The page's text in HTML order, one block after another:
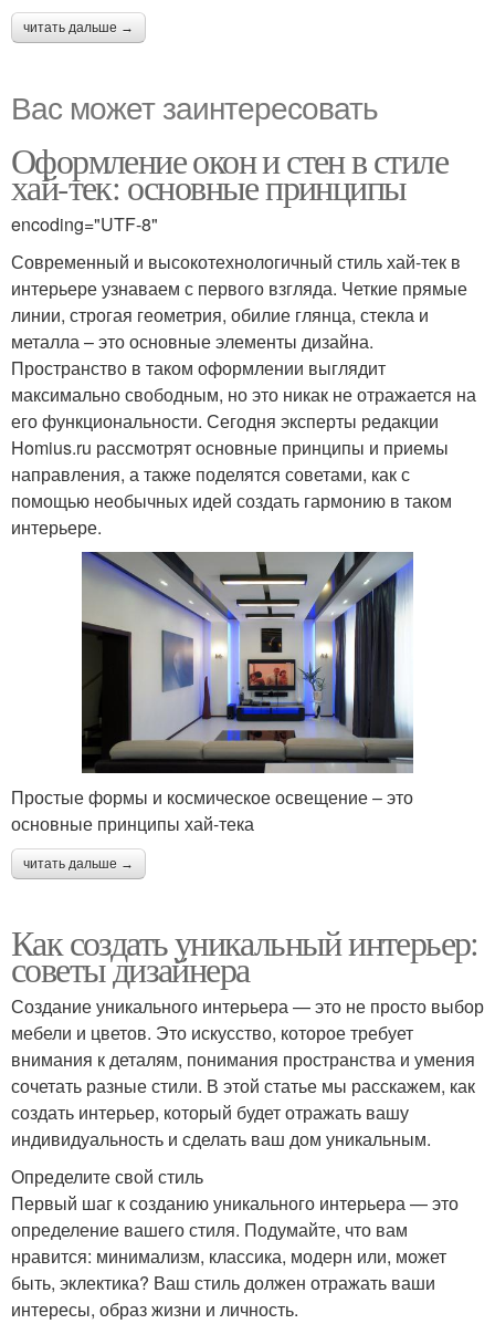
читать дальше →
Вас может заинтересовать
Оформление окон и стен в стиле
хай-тек: основные принципы
encoding="UTF-8"
Современный и высокотехнологичный стиль хай-тек в
интерьере узнаваем с первого взгляда. Четкие прямые
линии, строгая геометрия, обилие глянца, стекла и
металла – это основные элементы дизайна.
Пространство в таком оформлении выглядит
максимально свободным, но это никак не отражается на
его функциональности. Сегодня эксперты редакции
Homius.ru рассмотрят основные принципы и приемы
направления, а также поделятся советами, как с
помощью необычных идей создать гармонию в таком
интерьере.
Простые формы и космическое освещение – это
основные принципы хай-тека
читать дальше →
Как создать уникальный интерьер:
советы дизайнера
Создание уникального интерьера — это не просто выбор
мебели и цветов. Это искусство, которое требует
внимания к деталям, понимания пространства и умения
сочетать разные стили. В этой статье мы расскажем, как
создать интерьер, который будет отражать вашу
индивидуальность и сделать ваш дом уникальным.
Определите свой стиль
Первый шаг к созданию уникального интерьера — это
определение вашего стиля. Подумайте, что вам
нравится: минимализм, классика, модерн или, может
быть, эклектика? Ваш стиль должен отражать ваши
интересы, образ жизни и личность.